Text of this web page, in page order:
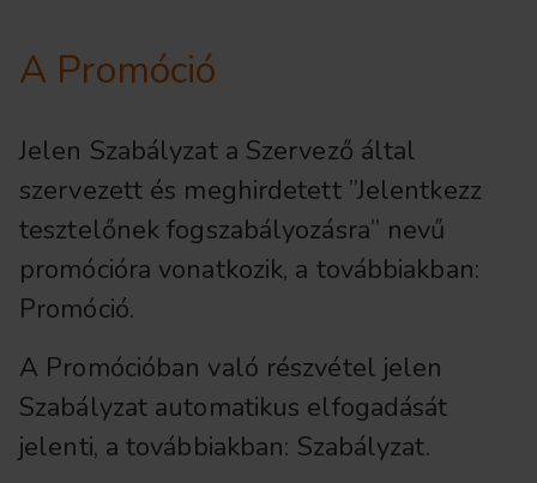
A Promóció
Jelen Szabályzat a Szervező által
szervezett és meghirdetett ”Jelentkezz
tesztelőnek fogszabályozásra” nevű
promócióra vonatkozik, a továbbiakban:
Promóció.
A Promócióban való részvétel jelen
Szabályzat automatikus elfogadását
jelenti, a továbbiakban: Szabályzat.